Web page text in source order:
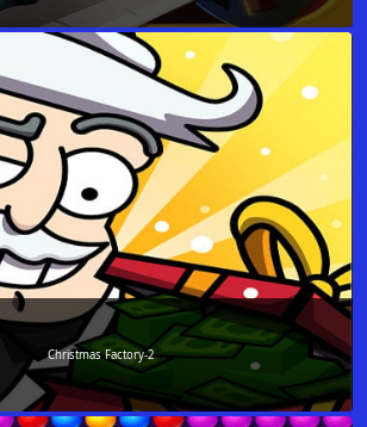
Christmas Factory-2